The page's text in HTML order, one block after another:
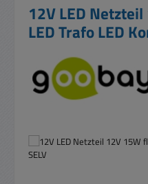
12V LED
LED Trafo LED
Bildergalerie überspringen